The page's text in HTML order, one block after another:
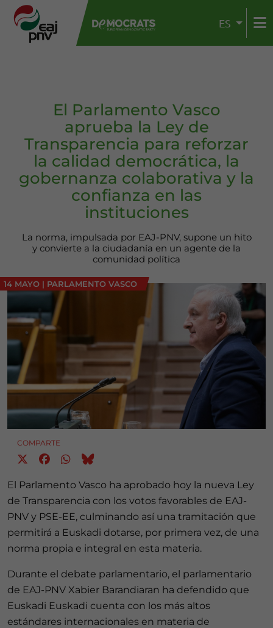
ES
El Parlamento Vasco
aprueba la Ley de
Transparencia para reforzar
la calidad democrática, la
gobernanza colaborativa y la
confianza en las
instituciones
La norma, impulsada por EAJ-PNV, supone un hito
y convierte a la ciudadanía en un agente de la
comunidad política
14 MAYO | PARLAMENTO VASCO
COMPARTE
El Parlamento Vasco ha aprobado hoy la nueva Ley
de Transparencia con los votos favorables de EAJ-
PNV y PSE-EE, culminando así una tramitación que
permitirá a Euskadi dotarse, por primera vez, de una
norma propia e integral en esta materia.
Durante el debate parlamentario, el parlamentario
de EAJ-PNV Xabier Barandiaran ha defendido que
Euskadi Euskadi cuenta con los más altos
estándares internacionales en materia de